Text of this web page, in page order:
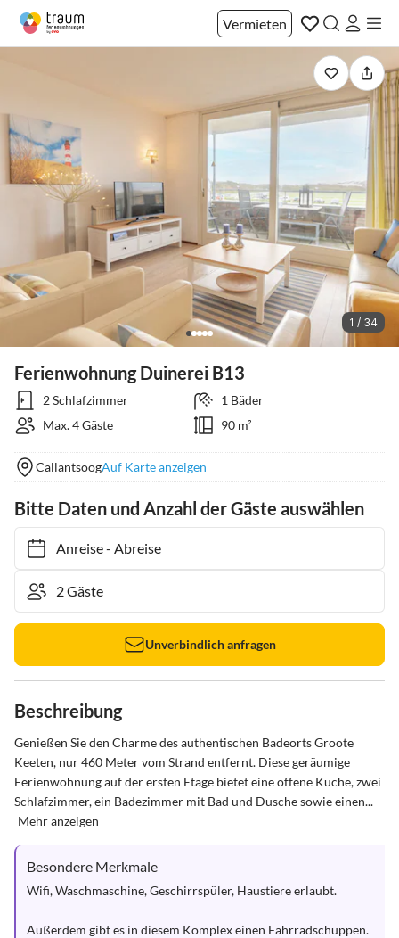
Vermieten
1 / 34
Ferienwohnung Duinerei B13
2 Schlafzimmer
1 Bäder
Max. 4 Gäste
90 m²
CallantsoogAuf Karte anzeigen
Bitte Daten und Anzahl der Gäste auswählen
Anreise- Abreise
Unverbindlich anfragen
Beschreibung
Genießen Sie den Charme des authentischen Badeorts Groote
Keeten, nur 460 Meter vom Strand entfernt. Diese geräumige
Ferienwohnung auf der ersten Etage bietet eine offene Küche, zwei
Schlafzimmer, ein Badezimmer mit Bad und Dusche sowie einen...
Mehr anzeigen
Besondere Merkmale
Wifi, Waschmaschine, Geschirrspüler, Haustiere erlaubt.
Außerdem gibt es in diesem Komplex einen Fahrradschuppen.